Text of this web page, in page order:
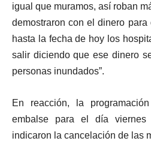
igual que muramos, así roban
demostraron con el dinero para
hasta la fecha de hoy los
salir diciendo que ese dinero
personas inundados”.
En reacción, la
embalse para el día viernes
indicaron la cancelación de las